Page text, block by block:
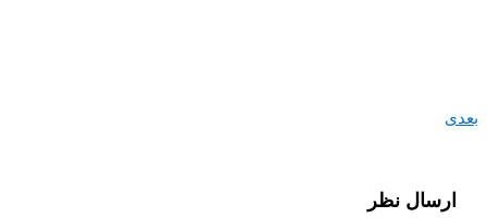
بعدی
ارسال نظر